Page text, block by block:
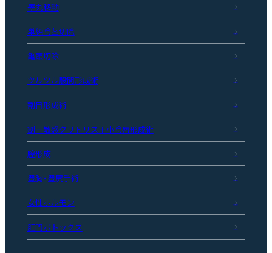
睾丸移動
単純陰茎切除
亀頭切除
ツルツル股間形成術
割目形成術
割＋敏感クリトリス＋小陰唇形成術
膣形成
豊胸・豊尻手術
女性ホルモン
肛門ボトックス